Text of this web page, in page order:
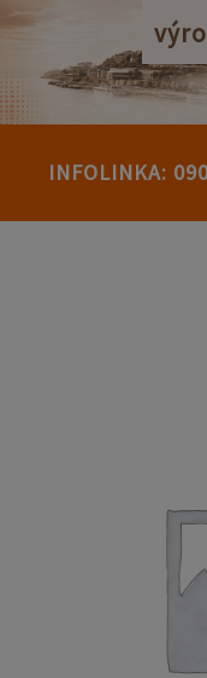
Preskočiť
obsah
INFOLINKA: